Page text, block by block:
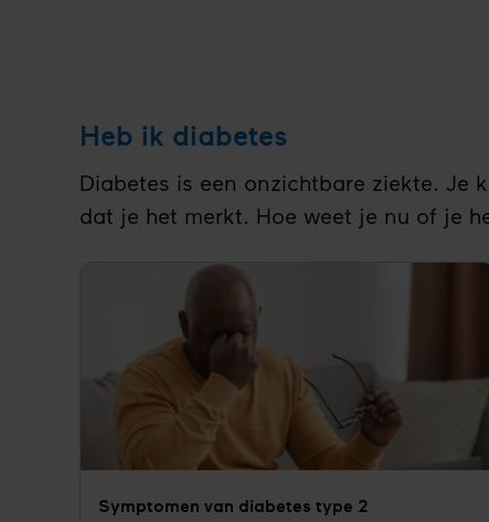
Heb ik diabetes
Diabetes is een onzichtbare ziekte. Je
dat je het merkt. Hoe weet je nu of je
Symptomen van diabetes type 2